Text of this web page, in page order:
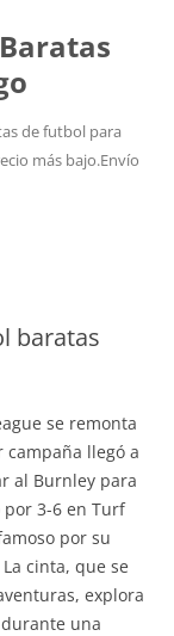
de futbol para
más bajo.Envío
baratas
se remonta
campaña llegó a
al Burnley para
3-6 en Turf
por su
cinta, que se
explora
una